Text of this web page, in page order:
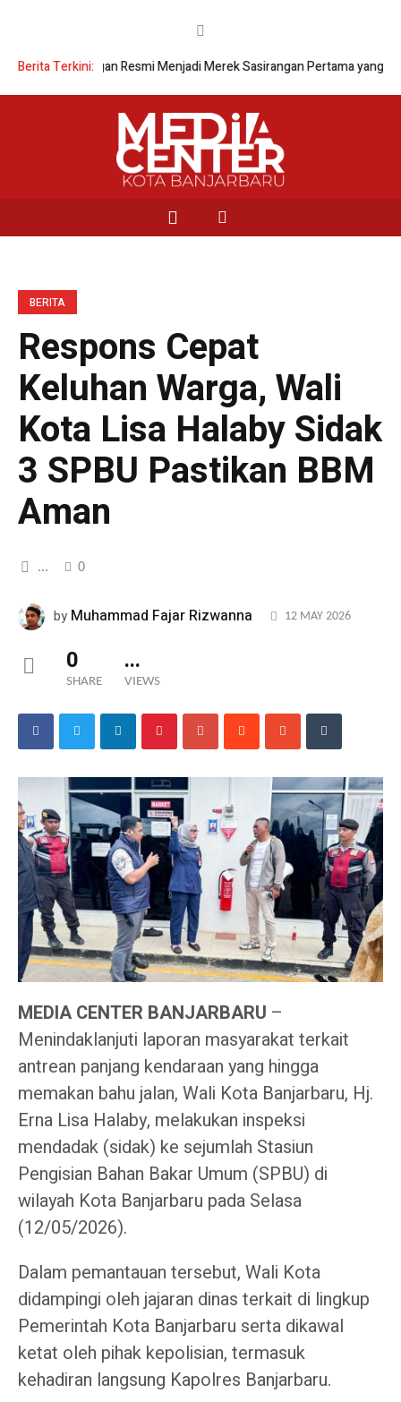
Berita Terkini:Resmi Menjadi Merek Sasirangan Pertama yang Meraih
BERITA
Respons Cepat
Keluhan Warga, Wali
Kota Lisa Halaby Sidak
3 SPBU Pastikan BBM
Aman
... 0
by Muhammad Fajar Rizwanna 12 MAY 2026
0
SHARE
...
VIEWS
MEDIA CENTER BANJARBARU –
Menindaklanjuti laporan masyarakat terkait
antrean panjang kendaraan yang hingga
memakan bahu jalan, Wali Kota Banjarbaru, Hj.
Erna Lisa Halaby, melakukan inspeksi
mendadak (sidak) ke sejumlah Stasiun
Pengisian Bahan Bakar Umum (SPBU) di
wilayah Kota Banjarbaru pada Selasa
(12/05/2026).
Dalam pemantauan tersebut, Wali Kota
didampingi oleh jajaran dinas terkait di lingkup
Pemerintah Kota Banjarbaru serta dikawal
ketat oleh pihak kepolisian, termasuk
kehadiran langsung Kapolres Banjarbaru.